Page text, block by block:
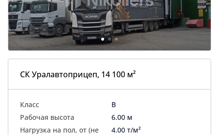
СК Уралавтоприцеп, 14 100 м²
Класс
B
Рабочая высота
6.00 м
Нагрузка на пол, от (не
4.00 т/м²